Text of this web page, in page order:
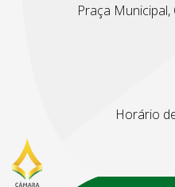
Praça
Horário